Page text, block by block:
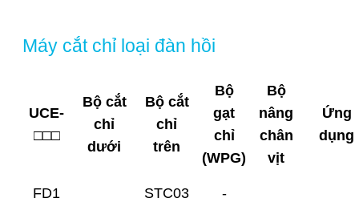
Máy cắt chỉ loại đàn hồi
UCE-
□□□
Bộ cắt
chỉ
dưới
Bộ cắt
chỉ
trên
Bộ
gạt
chỉ
(WPG)
Bộ
nâng
chân
vịt
Ứng
dụng
FD1 STC03 -